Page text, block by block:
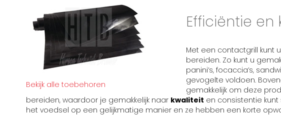
Bekijk alle toebehoren
Efficiëntie en
Met een contactgrill kunt
bereiden. Zo kunt u
panini’s, focaccia’s,
gevogelte voldoen.
gemakkelijk om deze
bereiden, waardoor je gemakkelijk naar kwaliteit en consistentie
het voedsel op een gelijkmatige manier en ze hebben een korte